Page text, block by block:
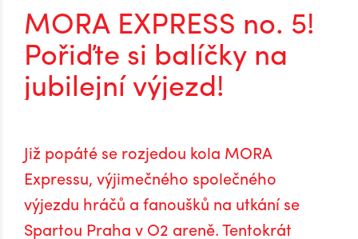
MORA EXPRESS no. 5!
Pořiďte si balíčky na
jubilejní výjezd!
Již popáté se rozjedou kola MORA
Expressu, výjimečného společného
výjezdu hráčů a fanoušků na utkání se
Spartou Praha v O2 areně. Tentokrát